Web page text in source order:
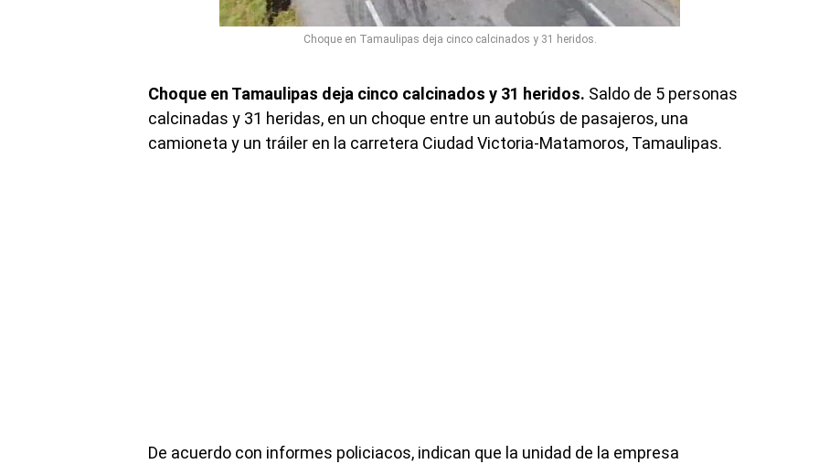
Choque en Tamaulipas deja cinco calcinados y 31 heridos.
Choque en Tamaulipas deja cinco calcinados y 31 heridos. Saldo de 5 personas
calcinadas y 31 heridas, en un choque entre un autobús de pasajeros, una
camioneta y un tráiler en la carretera Ciudad Victoria-Matamoros, Tamaulipas.
De acuerdo con informes policiacos, indican que la unidad de la empresa